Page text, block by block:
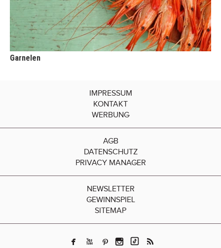
Garnelen
IMPRESSUM
KONTAKT
WERBUNG
AGB
DATENSCHUTZ
PRIVACY MANAGER
NEWSLETTER
GEWINNSPIEL
SITEMAP